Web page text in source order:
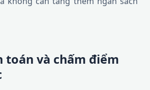
toán và chấm điểm